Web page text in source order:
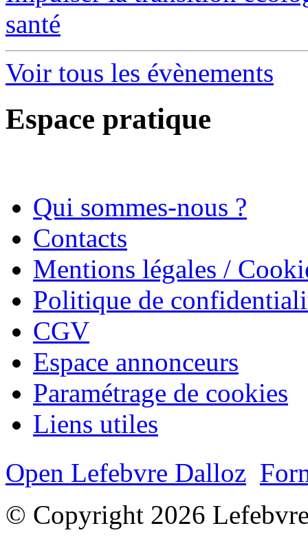
santé
Voir tous les évènements
Espace pratique
Qui sommes-nous ?
Contacts
Mentions légales /
Politique de
CGV
Espace annonceurs
Paramétrage de cookies
Liens utiles
Open Lefebvre Dalloz
© Copyright 2026